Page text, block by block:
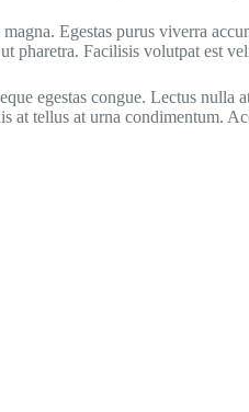
Egestas purus viverra
pharetra. Facilisis volutpat est
egestas congue. Lectus
at tellus at urna condimentum.